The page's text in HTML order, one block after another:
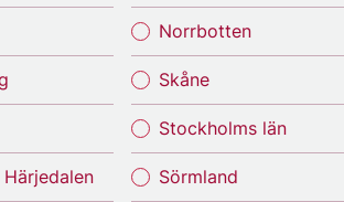
Norrbotten
Skåne
Stockholms län
Sörmland